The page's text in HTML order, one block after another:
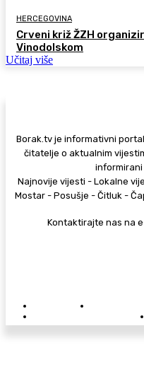
HERCEGOVINA
Crveni križ ŽZH
Vinodolskom
Učitaj više
Borak.tv je informativni
čitatelje o aktualnim
Najnovije vijesti - Lokalne
Mostar - Posušje - Čitluk -
Kontaktirajte nas na